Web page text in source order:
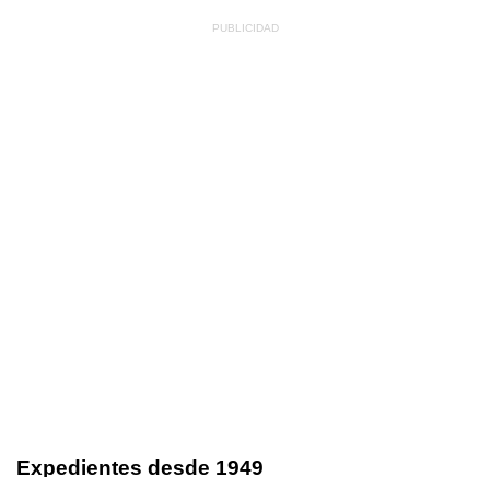
Expedientes desde 1949